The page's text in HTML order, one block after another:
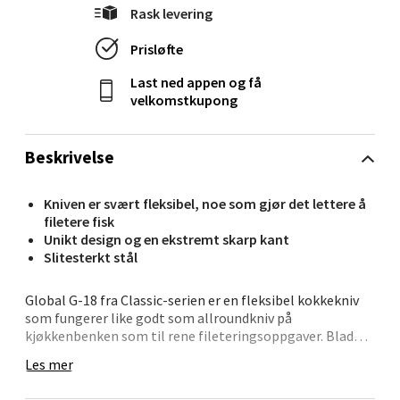
Beskrivelse
Kniven er svært fleksibel, noe som gjør det lettere å
filetere fisk
Unikt design og en ekstremt skarp kant
Slitesterkt stål
Global G-18 fra Classic-serien er en fleksibel kokkekniv
som fungerer like godt som allroundkniv på
kjøkkenbenken som til rene fileteringsoppgaver. Bladet
som gir ekstra stabilitet når du jobber med større
Les mer
Rask levering
Prisløfte
Last ned appen og få
velkomstkupong
Erich Mogensøns vei 38, 0594 Oslo
0 i butikk
Bryne/Jæren - M44